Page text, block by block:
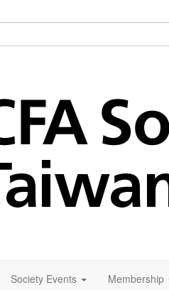
Society Events Membership